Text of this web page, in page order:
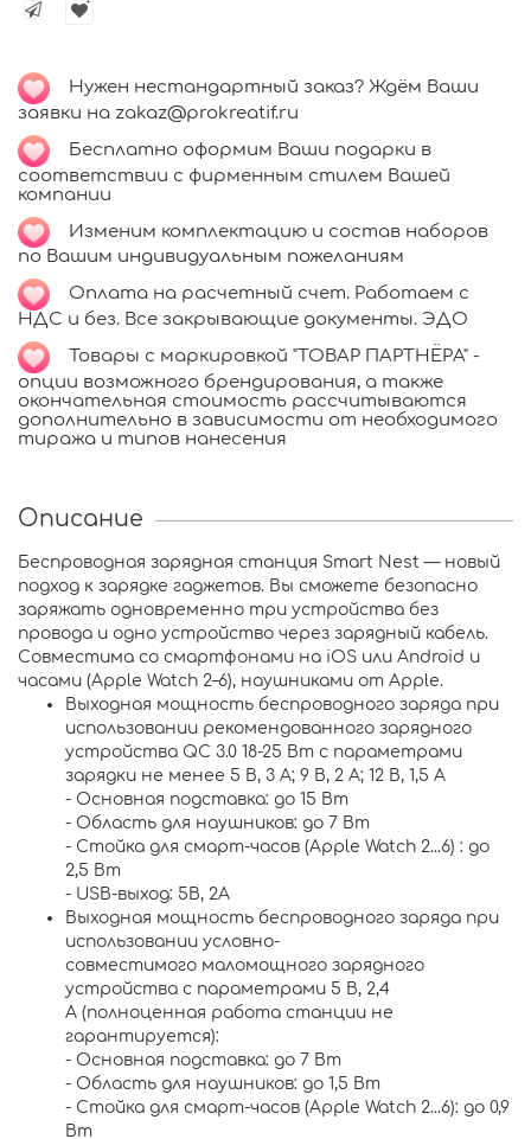
Нужен нестандартный заказ? Ждём Ваши
заявки на zakaz@prokreatif.ru
Бесплатно оформим Ваши подарки в
соответствии с фирменным стилем Вашей
компании
Изменим комплектацию и состав наборов
по Вашим индивидуальным пожеланиям
Оплата на расчетный счет. Работаем с
НДС и без. Все закрывающие документы. ЭДО
Товары с маркировкой "ТОВАР ПАРТНЁРА" -
опции возможного брендирования, а также
окончательная стоимость рассчитываются
дополнительно в зависимости от необходимого
тиража и типов нанесения
Описание
Беспроводная зарядная станция Smart Nest — новый
подход к зарядке гаджетов. Вы сможете безопасно
заряжать одновременно три устройства без
провода и одно устройство через зарядный кабель.
Cовместима со смартфонами на iOS или Android и
часами (Apple Watch 2–6), наушниками от Apple.
Выходная мощность беспроводного заряда при
использовании рекомендованного зарядного
устройства QC 3.0 18-25 Вт с параметрами
зарядки не менее 5 В, 3 А; 9 B, 2 A; 12 В, 1,5 А
- Основная подставка: до 15 Вт
- Область для наушников: до 7 Вт
- Стойка для смарт-часов (Apple Watch 2...6) : до
2,5 Вт
- USB-выход: 5В, 2А
Выходная мощность беспроводного заряда при
использовании условно-
совместимого маломощного зарядного
устройства с параметрами 5 В, 2,4
A (полноценная работа станции не
гарантируется):
- Основная подставка: до 7 Вт
- Область для наушников: до 1,5 Вт
- Стойка для смарт-часов (Apple Watch 2...6): до 0,9
Вт